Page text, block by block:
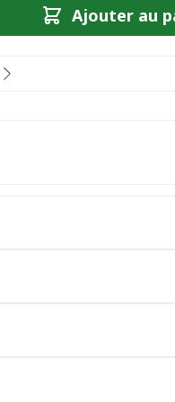
Ajouter au